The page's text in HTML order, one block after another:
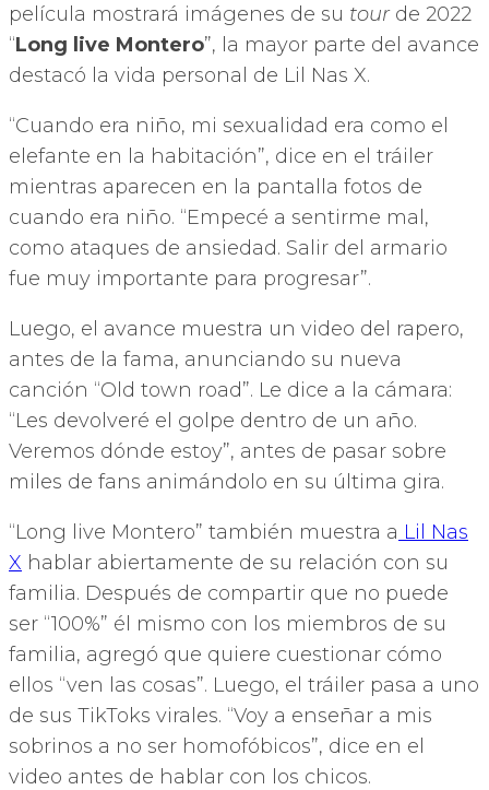
película mostrará imágenes de su tourde 2022
“Long live Montero”, la mayor parte del avance
destacó la vida personal de Lil Nas X.
“Cuando era niño, mi sexualidad era como el
elefante en la habitación”, dice en el tráiler
mientras aparecen en la pantalla fotos de
cuando era niño. “Empecé a sentirme mal,
como ataques de ansiedad. Salir del armario
fue muy importante para progresar”.
Luego, el avance muestra un video del rapero,
antes de la fama, anunciando su nueva
canción “Old town road”. Le dice a la cámara:
“Les devolveré el golpe dentro de un año.
Veremos dónde estoy”, antes de pasar sobre
miles de fans animándolo en su última gira.
“Long live Montero” también muestra a Lil Nas
X hablar abiertamente de su relación con su
familia. Después de compartir que no puede
ser “100%” él mismo con los miembros de su
familia, agregó que quiere cuestionar cómo
ellos “ven las cosas”. Luego, el tráiler pasa a uno
de sus TikToks virales. “Voy a enseñar a mis
sobrinos a no ser homofóbicos”, dice en el
video antes de hablar con los chicos.